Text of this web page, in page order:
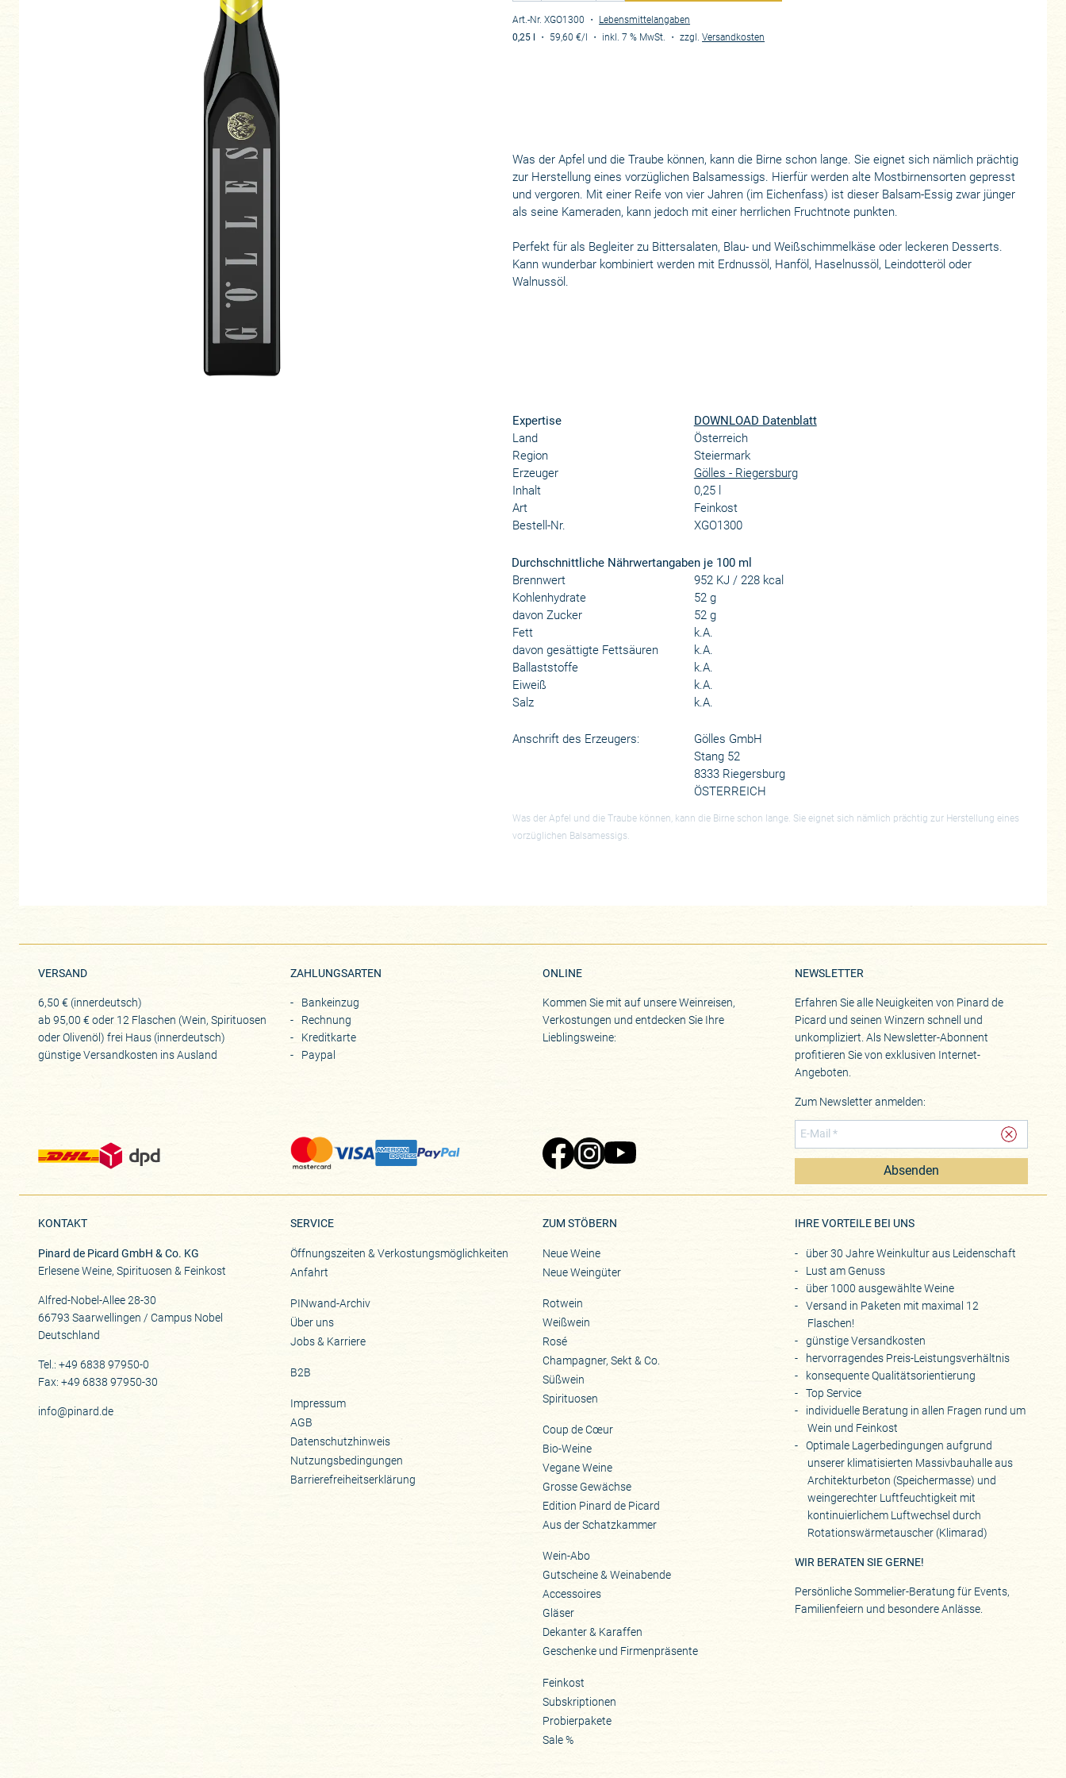
Art.-Nr. XGO1300 ・ Lebensmittelangaben
0,25 l ・ 59,60 €/l ・ inkl. 7 % MwSt. ・zzgl.Versandkosten
Was der Apfel und die Traube können, kann die Birne schon lange. Sie eignet sich nämlich prächtig
zur Herstellung eines vorzüglichen Balsamessigs. Hierfür werden alte Mostbirnensorten gepresst
und vergoren. Mit einer Reife von vier Jahren (im Eichenfass) ist dieser Balsam-Essig zwar jünger
als seine Kameraden, kann jedoch mit einer herrlichen Fruchtnote punkten.
Perfekt für als Begleiter zu Bittersalaten, Blau- und Weißschimmelkäse oder leckeren Desserts.
Kann wunderbar kombiniert werden mit Erdnussöl, Hanföl, Haselnussöl, Leindotteröl oder
Walnussöl.
Expertise
DOWNLOAD Datenblatt
Land
Österreich
Region
Steiermark
Erzeuger
Gölles - Riegersburg
Inhalt
0,25 l
Art
Feinkost
Bestell-Nr.
XGO1300
Durchschnittliche Nährwertangaben je 100 ml
Brennwert
952 KJ / 228 kcal
Kohlenhydrate
52 g
davon Zucker
52 g
Fett
k.A.
davon gesättigte Fettsäuren
k.A.
Ballaststoffe
k.A.
Eiweiß
k.A.
Salz
k.A.
Anschrift des Erzeugers:
Gölles GmbH
Stang 52
8333 Riegersburg
ÖSTERREICH
Was der Apfel und die Traube können, kann die Birne schon lange. Sie eignet sich nämlich prächtig zur Herstellung eines
vorzüglichen Balsamessigs.
VERSAND
6,50 € (innerdeutsch)
ab 95,00 € oder 12 Flaschen (Wein, Spirituosen
oder Olivenöl) frei Haus (innerdeutsch)
günstige Versandkosten ins Ausland
ZAHLUNGSARTEN
Bankeinzug
Rechnung
Kreditkarte
Paypal
ONLINE
Kommen Sie mit auf unsere Weinreisen,
Verkostungen und entdecken Sie Ihre
Lieblingsweine:
NEWSLETTER
Erfahren Sie alle Neuigkeiten von Pinard de
Picard und seinen Winzern schnell und
unkompliziert. Als Newsletter-Abonnent
profitieren Sie von exklusiven Internet-
Angeboten.
Zum Newsletter anmelden:
Absenden
KONTAKT
Pinard de Picard GmbH & Co. KG
Erlesene Weine, Spirituosen & Feinkost
Alfred-Nobel-Allee 28-30
66793 Saarwellingen / Campus Nobel
Deutschland
Tel.: +49 6838 97950-0
Fax: +49 6838 97950-30
info@pinard.de
SERVICE
Öffnungszeiten & Verkostungsmöglichkeiten
Anfahrt
PINwand-Archiv
Über uns
Jobs & Karriere
B2B
Impressum
AGB
Datenschutzhinweis
Nutzungsbedingungen
Barrierefreiheitserklärung
ZUM STÖBERN
Neue Weine
Neue Weingüter
Rotwein
Weißwein
Rosé
Champagner, Sekt & Co.
Süßwein
Spirituosen
Coup de Cœur
Bio-Weine
Vegane Weine
Grosse Gewächse
Edition Pinard de Picard
Aus der Schatzkammer
Wein-Abo
Gutscheine & Weinabende
Accessoires
Gläser
Dekanter & Karaffen
Geschenke und Firmenpräsente
Feinkost
Subskriptionen
Probierpakete
Sale %
IHRE VORTEILE BEI UNS
über 30 Jahre Weinkultur aus Leidenschaft
Lust am Genuss
über 1000 ausgewählte Weine
Versand in Paketen mit maximal 12
Flaschen!
günstige Versandkosten
hervorragendes Preis-Leistungsverhältnis
konsequente Qualitätsorientierung
Top Service
individuelle Beratung in allen Fragen rund um
Wein und Feinkost
Optimale Lagerbedingungen aufgrund
unserer klimatisierten Massivbauhalle aus
Architekturbeton (Speichermasse) und
weingerechter Luftfeuchtigkeit mit
kontinuierlichem Luftwechsel durch
Rotationswärmetauscher (Klimarad)
WIR BERATEN SIE GERNE!
Persönliche Sommelier-Beratung für Events,
Familienfeiern und besondere Anlässe.